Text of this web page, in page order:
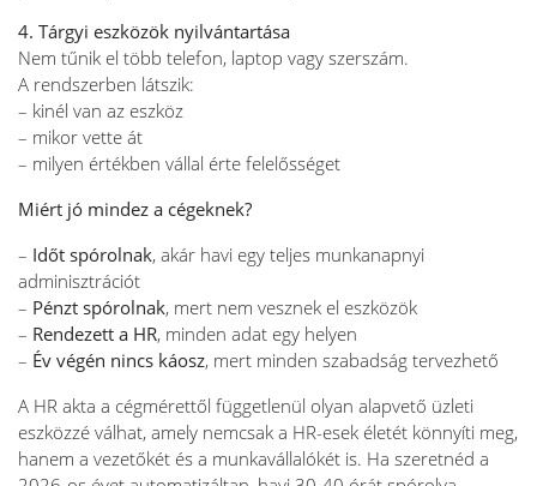
4. Tárgyi eszközök nyilvántartása
Nem tűnik el több telefon, laptop vagy szerszám.
A rendszerben látszik:
– kinél van az eszköz
– mikor vette át
– milyen értékben vállal érte felelősséget
Miért jó mindez a cégeknek?
– Időt spórolnak, akár havi egy teljes munkanapnyi
adminisztrációt
– Pénzt spórolnak, mert nem vesznek el eszközök
– Rendezett a HR, minden adat egy helyen
– Év végén nincs káosz, mert minden szabadság tervezhető
A HR akta a cégmérettől függetlenül olyan alapvető üzleti
eszközzé válhat, amely nemcsak a HR-esek életét könnyíti meg,
hanem a vezetőkét és a munkavállalókét is. Ha szeretnéd a